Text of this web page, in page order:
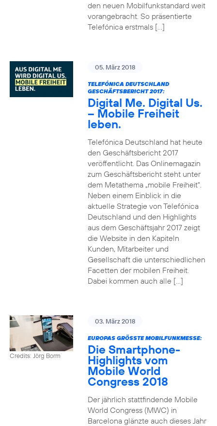
den neuen Mobilfunkstandard weit
vorangebracht. So präsentierte
Telefónica erstmals […]
05. März 2018
TELEFÓNICA DEUTSCHLAND
GESCHÄFTSBERICHT 2017:
Digital Me. Digital Us.
– Mobile Freiheit
leben.
Telefónica Deutschland hat heute
den Geschäftsbericht 2017
veröffentlicht. Das Onlinemagazin
zum Geschäftsbericht steht unter
dem Metathema „mobile Freiheit“.
Neben einem Einblick in die
aktuelle Strategie von Telefónica
Deutschland und den Highlights
aus dem Geschäftsjahr 2017 zeigt
die Website in den Kapiteln
Kunden, Mitarbeiter und
Gesellschaft die unterschiedlichen
Facetten der mobilen Freiheit.
Dabei kommen auch alle […]
Credits: Jörg Borm
03. März 2018
EUROPAS GRÖSSTE MOBILFUNKMESSE:
Die Smartphone-
Highlights vom
Mobile World
Congress 2018
Der jährlich stattfindende Mobile
World Congress (MWC) in
Barcelona glänzte auch dieses Jahr